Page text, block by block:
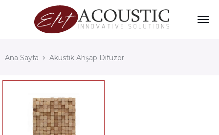
Ana Sayfa Akustik Ahşap Difüzör